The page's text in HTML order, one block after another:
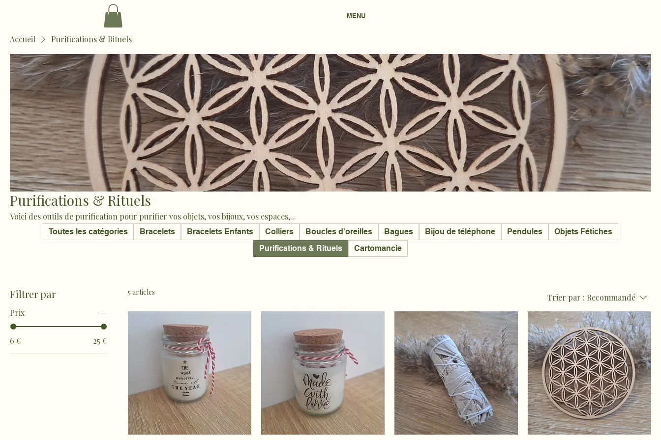
MENU
Accueil Purifications & Rituels
Purifications & Rituels
Voici des outils de purification pour purifier vos objets, vos bijoux, vos espaces,...
Toutes les catégories Bracelets Bracelets Enfants Colliers Boucles d'oreilles Bagues Bijou de téléphone Pendules
Objets Fétiches
Purifications & Rituels
Cartomancie
Filtrer par
Prix
6 € 25 €
5 articles
Trier par : Recommandé